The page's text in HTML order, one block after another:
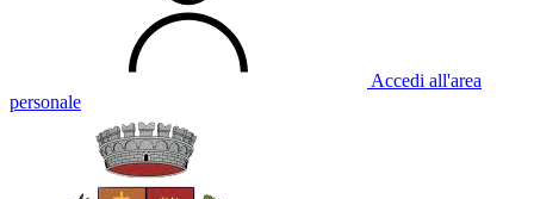
Accedi all'area
personale